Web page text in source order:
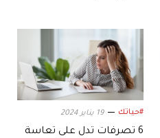
#حياتك 19 يناير 2024
6 تصرفات تدل على تعاسة